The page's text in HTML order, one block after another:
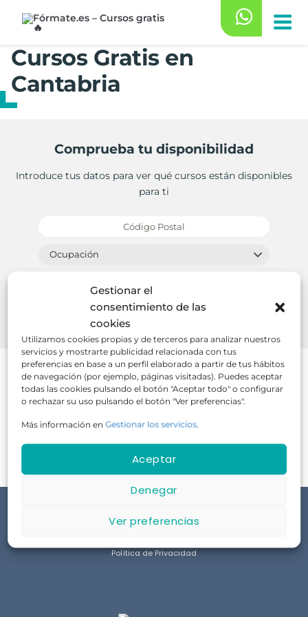
Gestionar el
consentimiento de las
cookies
Utilizamos cookies propias y de terceros para analizar nuestros
servicios y mostrarte publicidad relacionada con tus
preferencias en base a un perfil elaborado a partir de tus hábitos
de navegación (por ejemplo, páginas visitadas). Puedes aceptar
todas las cookies pulsando el botón "Aceptar todo" o configurar
o rechazar su uso pulsando el botón "Ver preferencias".
Más información enGestionar los servicios.
Aceptar
Denegar
Ver preferencias
Cursos Gratis en
Cantabria
Comprueba tu disponibilidad
Introduce tus datos para ver qué cursos están disponibles
para ti
BUSCAR
No hay cursos disponibles en este momento.
Política de Privacidad